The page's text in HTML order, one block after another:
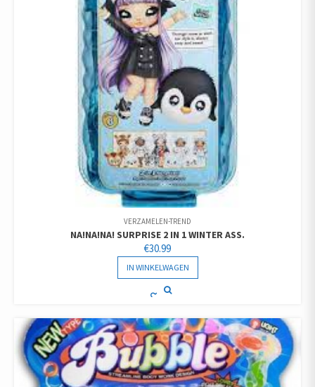
VERZAMELEN-TREND
NA!NA!NA! SURPRISE 2 IN 1 WINTER ASS.
€30.99
IN WINKELWAGEN